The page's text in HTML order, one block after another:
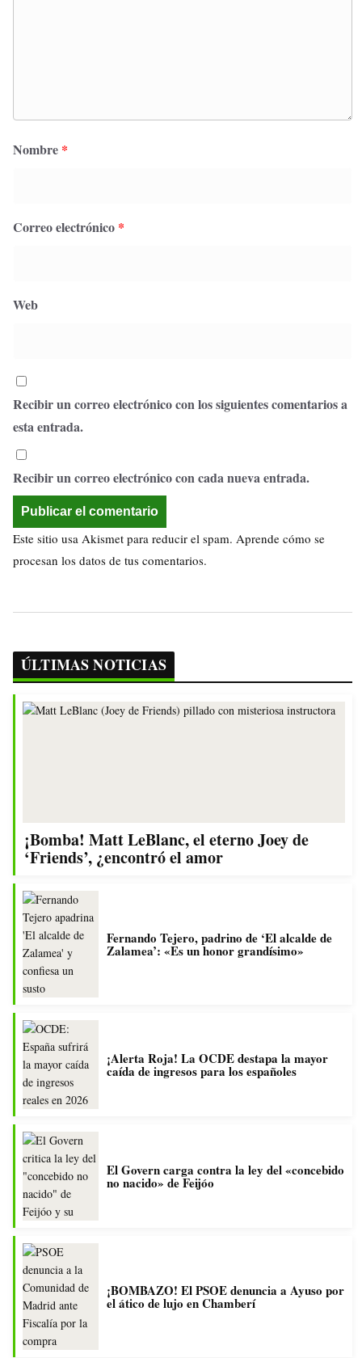
Nombre *
Correo electrónico *
Web
Recibir un correo electrónico con los siguientes comentarios a
esta entrada.
Recibir un correo electrónico con cada nueva entrada.
Este sitio usa Akismet para reducir el spam. Aprende cómo se
procesan los datos de tus comentarios.
ÚLTIMAS NOTICIAS
¡Bomba! Matt LeBlanc, el eterno Joey de
‘Friends’, ¿encontró el amor
Fernando Tejero, padrino de ‘El alcalde de
Zalamea’: «Es un honor grandísimo»
¡Alerta Roja! La OCDE destapa la mayor
caída de ingresos para los españoles
El Govern carga contra la ley del «concebido
no nacido» de Feijóo
¡BOMBAZO! El PSOE denuncia a Ayuso por
el ático de lujo en Chamberí